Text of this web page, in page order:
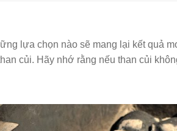
lựa chọn nào sẽ mang lại kết quả
củi. Hãy nhớ rằng nếu than củi